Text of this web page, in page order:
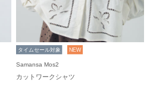
タイムセール対象 NEW
Samansa Mos2
カットワークシャツ